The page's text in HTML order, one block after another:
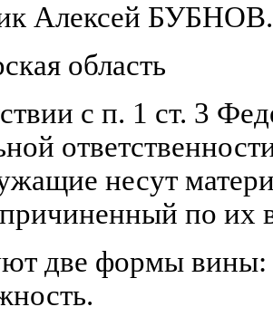
Алексей БУБНОВ.
область
с п. 1 ст. 3
несут
причиненный по их
две формы